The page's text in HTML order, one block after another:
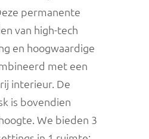
permanente
van high-tech
en hoogwaardige
met een
interieur. De
is bovendien
We bieden 3